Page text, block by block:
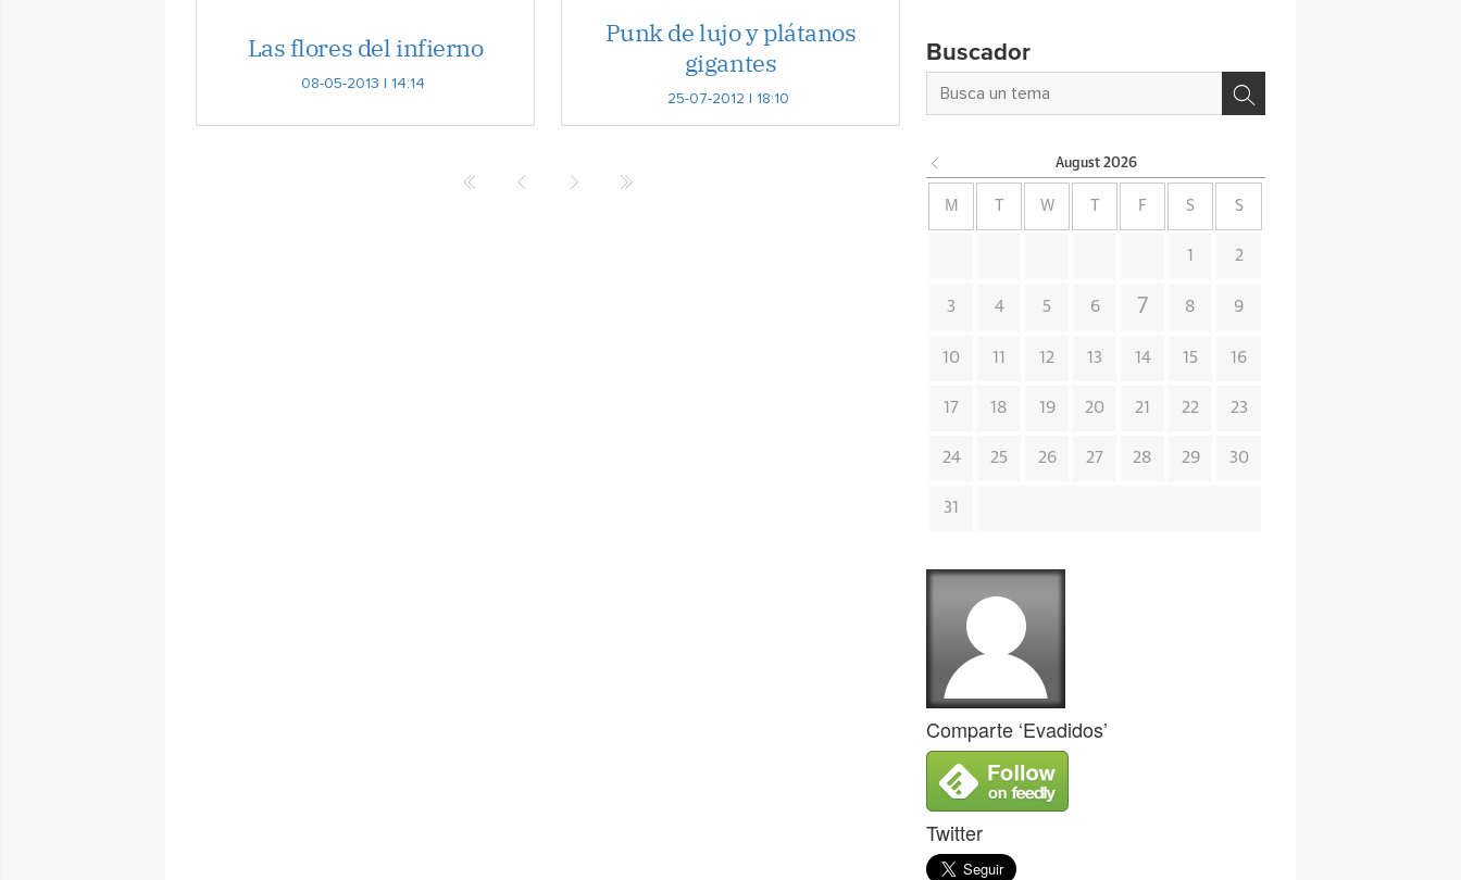
Las flores del infierno
08-05-2013 | 14:14
Punk de lujo y plátanos
gigantes
25-07-2012 | 18:10
Buscador
August 2026
M W F S S
1 2
3 4 5 6 7 8 9
10 11 12 13 14 15 16
17 18 19 20 21 22 23
24 25 26 27 28 29 30
31
Comparte ‘Evadidos’
Twitter